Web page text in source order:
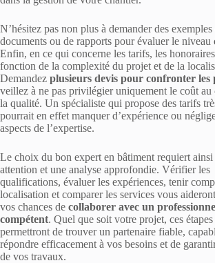
N’hésitez pas non plus à demander des exemples
documents ou de rapports pour évaluer le niveau
Enfin, en ce qui concerne les tarifs, les
fonction de la complexité du projet et de la
Demandez plusieurs devis pour confronter les
veillez à ne pas privilégier uniquement le coût au
la qualité. Un spécialiste qui propose des tarifs
pourrait en effet manquer d’expérience ou
aspects de l’expertise.
Le choix du bon expert en bâtiment requiert
attention et une analyse approfondie. Vérifier les
qualifications, évaluer les expériences, tenir
localisation et comparer les services vous
vos chances de collaborer avec un
compétent. Quel que soit votre projet, ces
permettront de trouver un partenaire fiable,
répondre efficacement à vos besoins et de
de vos travaux.